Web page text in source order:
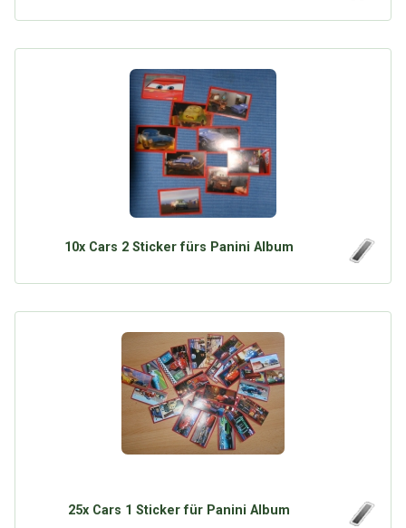
10x Cars 2 Sticker fürs Panini Album
25x Cars 1 Sticker für Panini Album